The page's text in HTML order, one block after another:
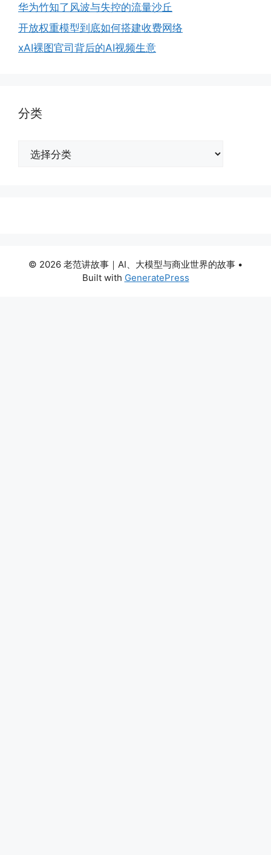
华为竹知了风波与失控的流量沙丘
开放权重模型到底如何搭建收费网络
xAI裸图官司背后的AI视频生意
分类
© 2026 老范讲故事｜AI、大模型与商业世界的故事 •
Built with GeneratePress